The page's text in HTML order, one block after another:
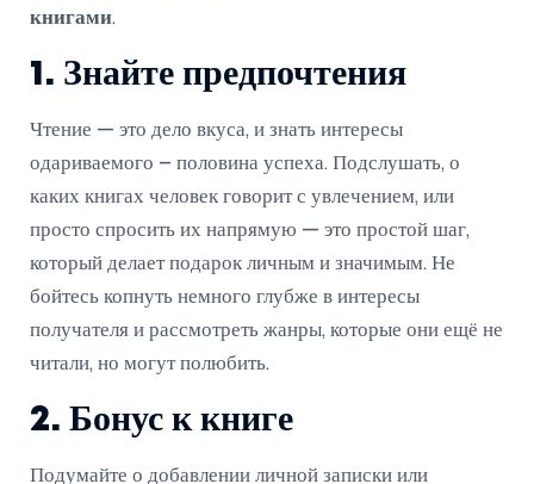
книгами.
1. Знайте предпочтения
Чтение — это дело вкуса, и знать интересы
одариваемого – половина успеха. Подслушать, о
каких книгах человек говорит с увлечением, или
просто спросить их напрямую — это простой шаг,
который делает подарок личным и значимым. Не
бойтесь копнуть немного глубже в интересы
получателя и рассмотреть жанры, которые они ещё не
читали, но могут полюбить.
2. Бонус к книге
Подумайте о добавлении личной записки или